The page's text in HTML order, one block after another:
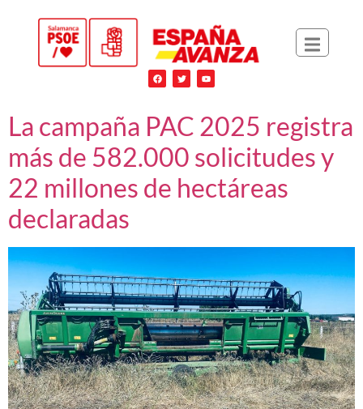
La campaña PAC 2025 registra
más de 582.000 solicitudes y
22 millones de hectáreas
declaradas